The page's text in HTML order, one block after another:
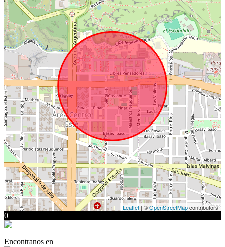
Leaflet | ©OpenStreetMapcontributors
0
Encontranos en